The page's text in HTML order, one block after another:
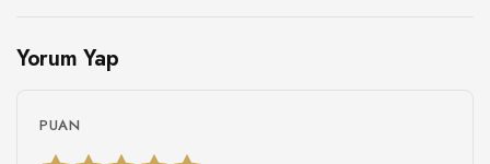
Yorum Yap
PUAN